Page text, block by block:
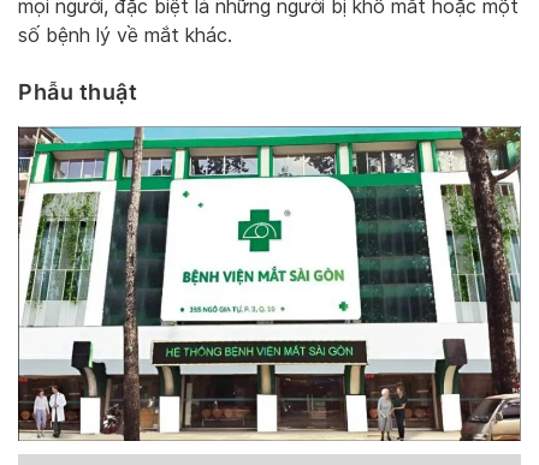
mọi người, đặc biệt là những người bị khô mắt hoặc một
số bệnh lý về mắt khác.
Phẫu thuật